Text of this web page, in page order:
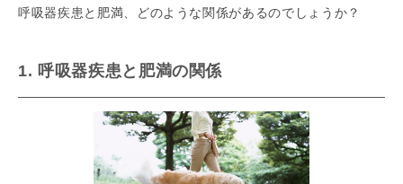
呼吸器疾患と肥満、どのような関係があるのでしょうか？
1. 呼吸器疾患と肥満の関係